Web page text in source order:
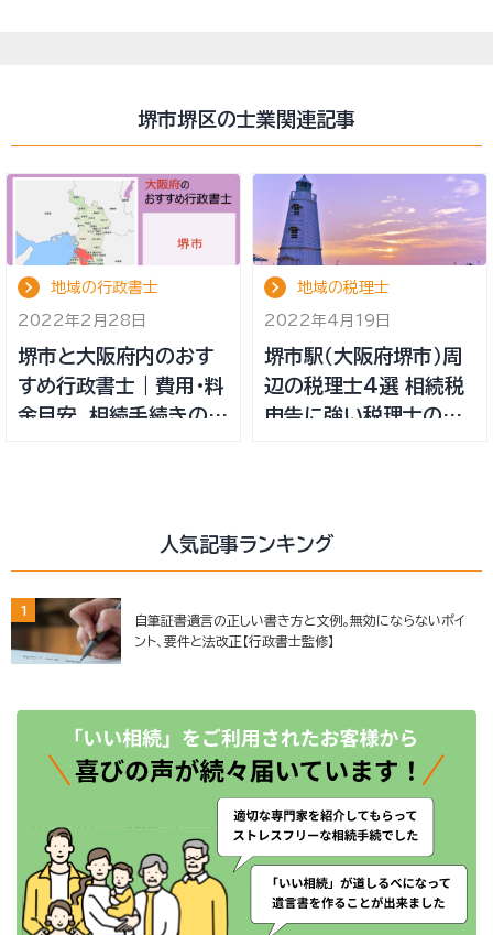
堺市堺区の士業関連記事
地域の行政書士
2022年2月28日
堺市と大阪府内のおす
すめ行政書士｜費用・料
金目安、相続手続きの無
地域の税理士
2022年4月19日
堺市駅（大阪府堺市）周
辺の税理士4選 相続税
申告に強い税理士の選
人気記事ランキング
1
自筆証書遺言の正しい書き方と文例。無効にならないポイ
ント、要件と法改正【行政書士監修】